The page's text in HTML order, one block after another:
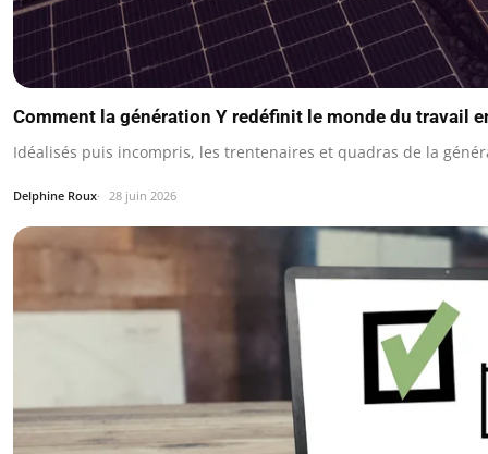
Comment la génération Y redéfinit le monde du travail
Idéalisés puis incompris, les trentenaires et quadras de la
Delphine Roux 28 juin 2026